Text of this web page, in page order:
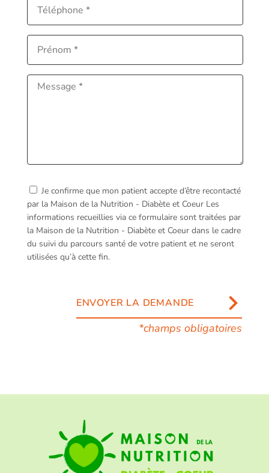
Je confirme que mon patient accepte d’être recontacté
par la Maison de la Nutrition - Diabète et Coeur Les
informations recueillies via ce formulaire sont traitées par
la Maison de la Nutrition - Diabète et Coeur dans le cadre
du suivi du parcours santé de votre patient et ne seront
utilisées qu’à cette fin.
*champs obligatoires